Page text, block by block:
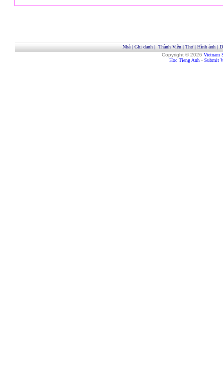
Nhà| Ghi danh| Thành Viên| Thơ| Hình ảnh|
Copyright © 2026 Vietnam
Hoc Tieng Anh - Submit